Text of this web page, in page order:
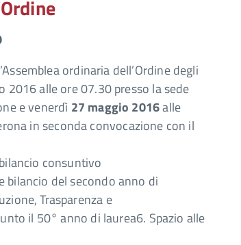
ordinaria dell’Ordine degli
2016 alle ore 07.30 presso la sede
e venerdì 27 maggio 2016alle
in seconda convocazione con il
consuntivo
bilancio del secondo anno di
Trasparenza e
il 50° anno di laurea6. Spazio alle